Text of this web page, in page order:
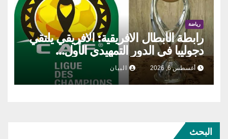
رياضة
رابطة الأبطال الافريقية: الافريقي يلتقي
دجوليبا في الدور التمهيدي الأول…
أغسطس 6, 2026 البيان
البحث